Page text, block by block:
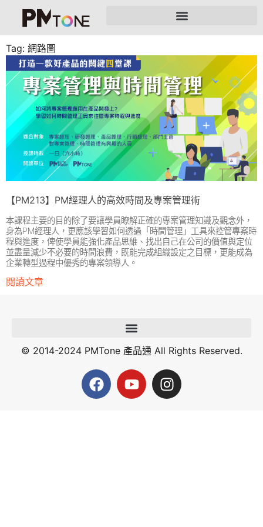
Tag: 網路圖
【PM213】PM經理人的高效時間及專案管理術
本課程主要的目的除了要讓學員瞭解正確的專案管理知識及觀念外，
身為PM經理人，更應該學習如何透過「時間管理」工具來控管專案時
程與進度，俾使學員能強化產品思維、找出自己在公司的價值與定位
並盡量減少不必要的時間浪費，既能完成組織設定之目標，更能成為
企業轉型過程中優秀的專案領導人。
閱讀文章
© 2014-2024 PMTone 產品通 All Rights Reserved.